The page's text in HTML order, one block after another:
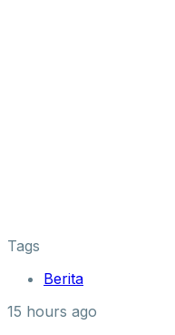
Tags
Berita
15 hours ago